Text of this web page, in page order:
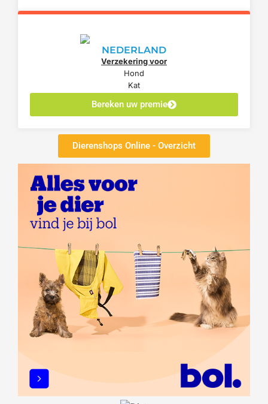
NEDERLAND
Verzekering voor
Hond
Kat
Bereken uw premie
Dierenshops Online - Overzicht